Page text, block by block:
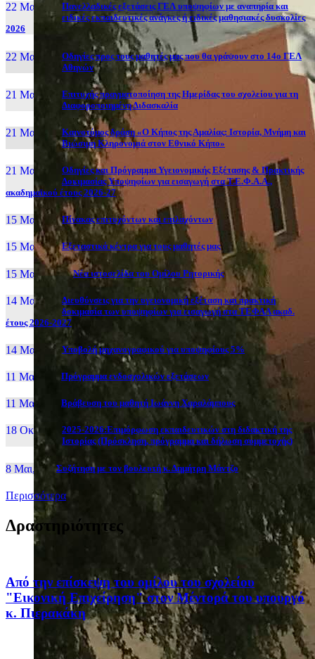
22 Μαι, 26
Πανελλαδικές εξετάσεις ΓΕΛ υποψηφίων με αναπηρία και
ειδικές εκπαιδευτικές ανάγκες ή ειδικές μαθησιακές δυσκολίες
2026
22 Μαι, 26
Οδηγίες προς τους μαθητές μας που θα γράψουν στο 14ο ΓΕΛ
Αθηνών
21 Μαι, 26
Επιτυχής πραγματοποίηση της Ημερίδας του σχολείου για τη
Διαφοροποιημένη Διδασκαλία
21 Μαι, 26
Καινοτόμος δράση «Ο Κήπος της Αμαλίας: Ιστορία, Μνήμη και
Βιώσιμη Κληρονομιά στον Εθνικό Κήπο»
21 Μαι, 26
Οδηγίες και Πρόγραμμα Υγειονομικής Εξέτασης & Πρακτικής
Δοκιμασίας Υποψηφίων για εισαγωγή στα Τ.Ε.Φ.Α.Α.,
ακαδημαϊκού έτους 2026-27
15 Μαι, 26 Πίνακας επιτυχόντων και επιλαχόντων
15 Μαι, 26 Εξεταστικά κέντρα για τους μαθητές μας
15 Μαι, 2026 Νέα ιστοσελίδα του Ομίλου Ρητορικής
14 Μαι, 26
Διευθύνσεις για την υγειονομική εξέταση και πρακτική
δοκιμασία των υποψηφίων για εισαγωγή στα ΤΕΦΑΑ ακαδ.
έτους 2026-2027
14 Μαι, 26 Yποβολή μηχανογραφικού για υποψηφίους 5%
11 Μαι, 26 Πρόγραμμα ενδοσχολικών εξετάσεων
11 Μαι, 26 Βράβευση του μαθητή Ιωάννη Χαραλάμπους
18 Οκτ, 25
2025-2026:Επιμόρφωση εκπαιδευτικών στη διδακτική της
Ιστορίας (Πρόσκληση, πρόγραμμα και δήλωση συμμετοχής)
8 Μαι, 26 Συζήτηση με τον βουλευτή κ. Δημήτρη Μάντζο
Περισσότερα
Δραστηριότητες
Από την επίσκεψη του ομίλου του σχολείου
"Εικονική Επιχείρηση" στον Μέντορά του υπουργό
κ. Πιερακάκη